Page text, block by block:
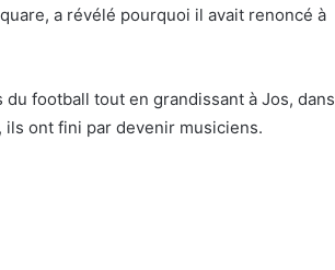
a révélé pourquoi il avait renoncé à
football tout en grandissant à Jos, dans
ils ont fini par devenir musiciens.